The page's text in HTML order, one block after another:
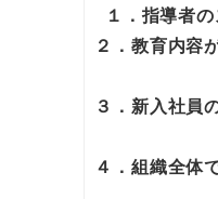
１．指導者
２．教育内容
３．新入社員
４．組織全体